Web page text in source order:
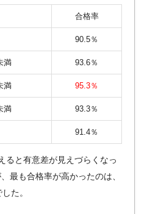
合格率
90.5％
満 93.6％
満 95.3％
満 93.3％
91.4％
ると有意差が見えづらくなっ
最も合格率が高かったのは、
した。